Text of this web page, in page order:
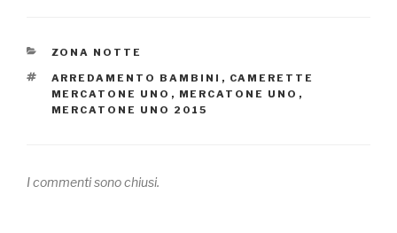
CATEGORIE
ZONA NOTTE
TAG
ARREDAMENTO BAMBINI , CAMERETTE
MERCATONE UNO , MERCATONE UNO ,
MERCATONE UNO 2015
I commenti sono chiusi.